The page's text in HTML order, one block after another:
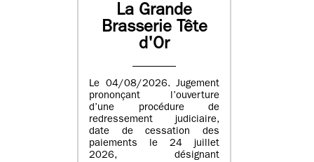
La Grande
Brasserie Tête
d'Or
Le 04/08/2026. Jugement
prononçant l’ouverture
d’une procédure de
redressement judiciaire,
date de cessation des
paiements le 24 juillet
2026, désignant